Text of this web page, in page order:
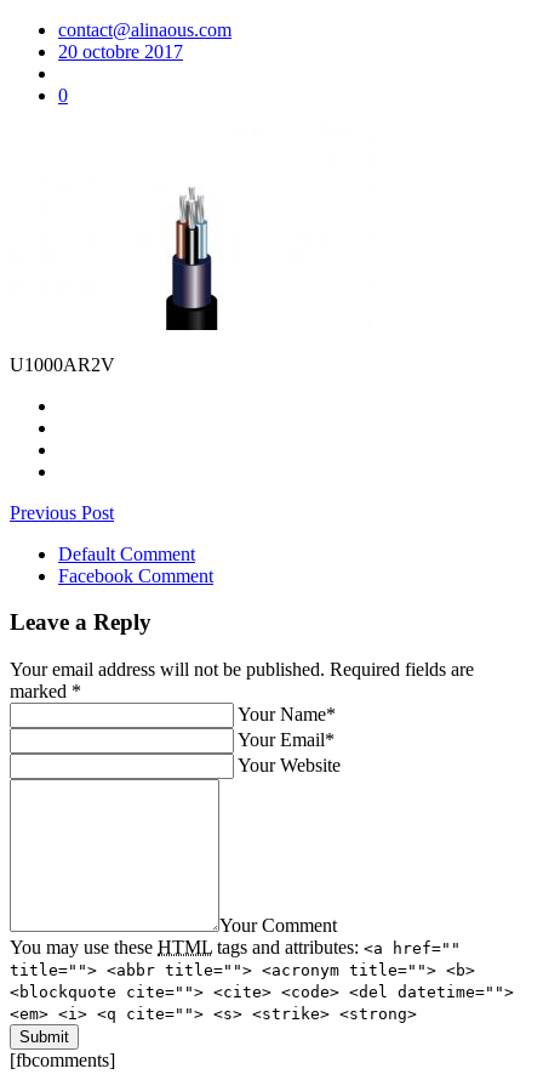
contact@alinaous.com
20 octobre 2017
0
U1000AR2V
Previous Post
Default Comment
Facebook Comment
Leave a Reply
Your email address will not be published. Required fields are
marked *
Your Name*
Your Email*
Your Website
Your Comment
You may use these HTML tags and attributes: <a href=""
title=""> <abbr title=""> <acronym title=""> <b>
<blockquote cite=""> <cite> <code> <del datetime="">
<em> <i> <q cite=""> <s> <strike> <strong>
[fbcomments]